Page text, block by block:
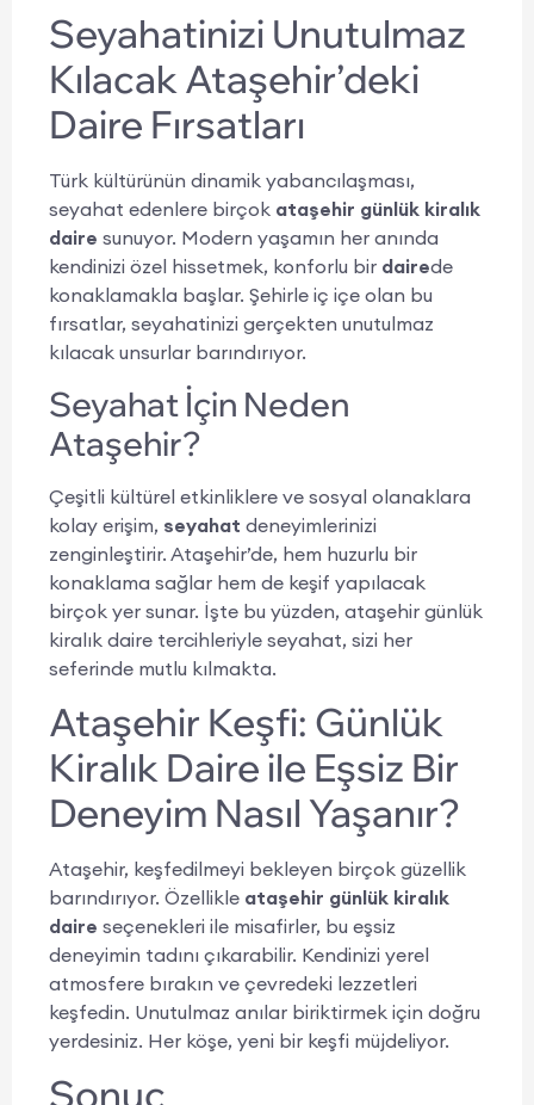
Seyahatinizi Unutulmaz
Kılacak Ataşehir’deki
Daire Fırsatları
Türk kültürünün dinamik yabancılaşması,
seyahat edenlere birçok ataşehir günlük kiralık
daire sunuyor. Modern yaşamın her anında
kendinizi özel hissetmek, konforlu bir dairede
konaklamakla başlar. Şehirle iç içe olan bu
fırsatlar, seyahatinizi gerçekten unutulmaz
kılacak unsurlar barındırıyor.
Seyahat İçin Neden
Ataşehir?
Çeşitli kültürel etkinliklere ve sosyal olanaklara
kolay erişim, seyahat deneyimlerinizi
zenginleştirir. Ataşehir’de, hem huzurlu bir
konaklama sağlar hem de keşif yapılacak
birçok yer sunar. İşte bu yüzden, ataşehir günlük
kiralık daire tercihleriyle seyahat, sizi her
seferinde mutlu kılmakta.
Ataşehir Keşfi: Günlük
Kiralık Daire ile Eşsiz Bir
Deneyim Nasıl Yaşanır?
Ataşehir, keşfedilmeyi bekleyen birçok güzellik
barındırıyor. Özellikle ataşehir günlük kiralık
daire seçenekleri ile misafirler, bu eşsiz
deneyimin tadını çıkarabilir. Kendinizi yerel
atmosfere bırakın ve çevredeki lezzetleri
keşfedin. Unutulmaz anılar biriktirmek için doğru
yerdesiniz. Her köşe, yeni bir keşfi müjdeliyor.
Sonuç